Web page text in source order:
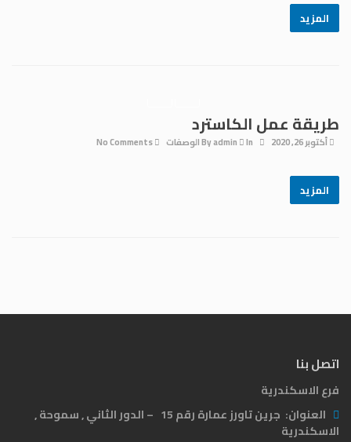
المزيد
طريقة عمل الكاسترد
أكتوبر 26, 2020 admin In الوصفات
المزيد
اتصل بنا
فرع الاسكندرية
العنوان:
جرين تاورز عمارة رقم 15 – الدور الثاني , سموحة ,
الاسكندرية